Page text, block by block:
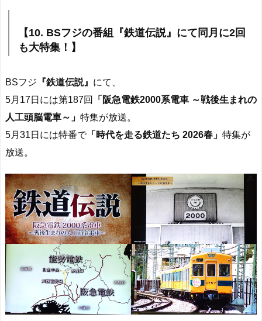
【10. BSフジの番組『鉄道伝説』にて同月に2回
も大特集！】
BSフジ 『鉄道伝説』 にて、
5月17日には第187回
「阪急電鉄2000系電車 ～戦後生まれの
人工頭脳電車～」 特集が放送。
5月31日には特番で「時代を走る鉄道たち 2026春」 特集が
放送。